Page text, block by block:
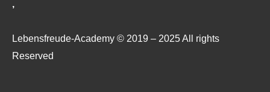
‚
Lebensfreude-Academy © 2019 – 2025 All rights
Reserved